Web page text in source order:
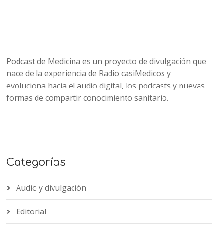
Podcast de Medicina es un proyecto de divulgación que
nace de la experiencia de Radio casiMedicos y
evoluciona hacia el audio digital, los podcasts y nuevas
formas de compartir conocimiento sanitario.
Categorías
Audio y divulgación
Editorial